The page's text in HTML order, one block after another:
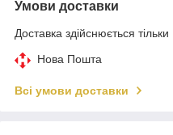
Умови доставки
Доставка здійснюється
Нова Пошта
Всі умови доставки